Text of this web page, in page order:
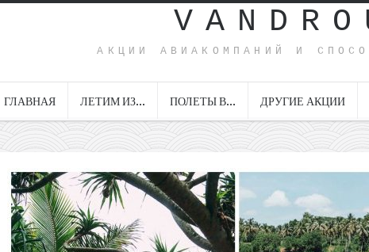
АКЦИИ АВИАКОМПАНИЙ И
ГЛАВНАЯ ЛЕТИМ ИЗ… ПОЛЕТЫ В… ДРУГИЕ АКЦИИ